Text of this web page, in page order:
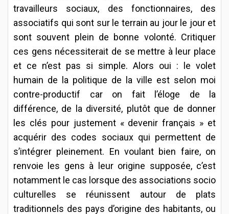
travailleurs sociaux, des fonctionnaires, des
associatifs qui sont sur le terrain au jour le jour et
sont souvent plein de bonne volonté. Critiquer
ces gens nécessiterait de se mettre à leur place
et ce n’est pas si simple. Alors oui : le volet
humain de la politique de la ville est selon moi
contre-productif car on fait l’éloge de la
différence, de la diversité, plutôt que de donner
les clés pour justement « devenir français » et
acquérir des codes sociaux qui permettent de
s’intégrer pleinement. En voulant bien faire, on
renvoie les gens à leur origine supposée, c’est
notamment le cas lorsque des associations socio
culturelles se réunissent autour de plats
traditionnels des pays d’origine des habitants, ou